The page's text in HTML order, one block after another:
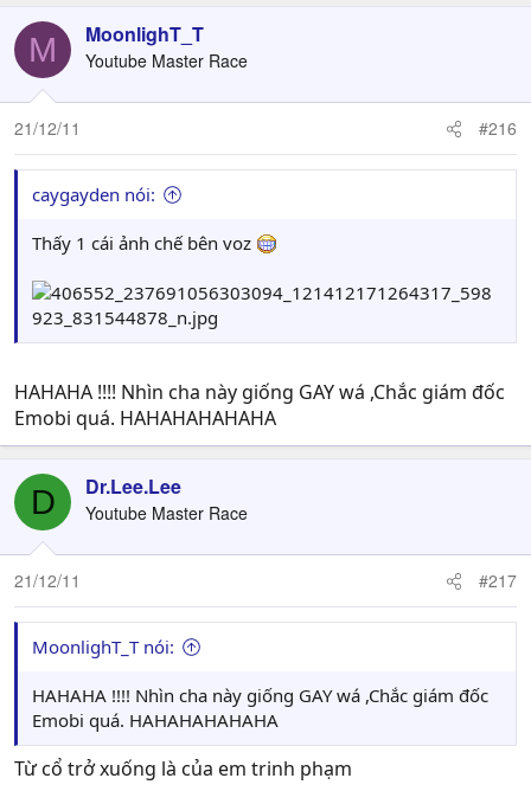
M MoonlighT_T
Youtube Master Race
21/12/11 #216
caygayden nói:
Thấy 1 cái ảnh chế bên voz
HAHAHA !!!! Nhìn cha này giống GAY wá ,Chắc giám đốc
Emobi quá. HAHAHAHAHAHA
D Dr.Lee.Lee
Youtube Master Race
21/12/11 #217
MoonlighT_T nói:
HAHAHA !!!! Nhìn cha này giống GAY wá ,Chắc giám đốc
Emobi quá. HAHAHAHAHAHA
Từ cổ trở xuống là của em trinh phạm